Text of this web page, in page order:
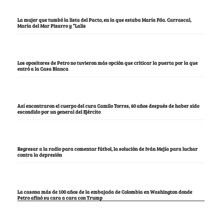
La mujer que tumbó la lista del Pacto, en la que estaba María Fda. Carrascal,
María del Mar Pizarro y “Lalis
Los opositores de Petro no tuvieron más opción que criticar la puerta por la que
entró a la Casa Blanca
Así encontraron el cuerpo del cura Camilo Torres, 60 años después de haber sido
escondido por un general del Ejército
Regresar a la radio para comentar fútbol, la solución de Iván Mejía para luchar
contra la depresión
La casona más de 100 años de la embajada de Colombia en Washington donde
Petro afinó su cara a cara con Trump